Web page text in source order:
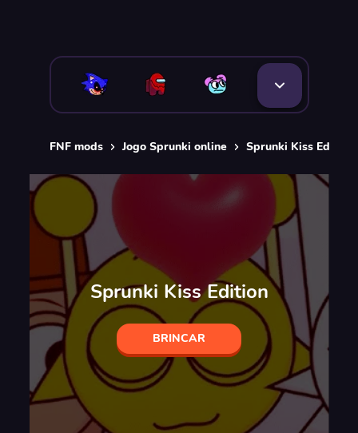
FNF mods Jogo Sprunki online Sprunki Kiss Edition
Sprunki Kiss Edition
BRINCAR